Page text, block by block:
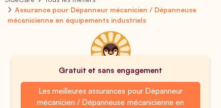
Assurance pour Dépanneur mécanicien / Dépanneuse
mécanicienne en équipements industriels
Gratuit et sans engagement
Les meilleures assurances pour Dépanneur
mécanicien / Dépanneuse mécanicienne en